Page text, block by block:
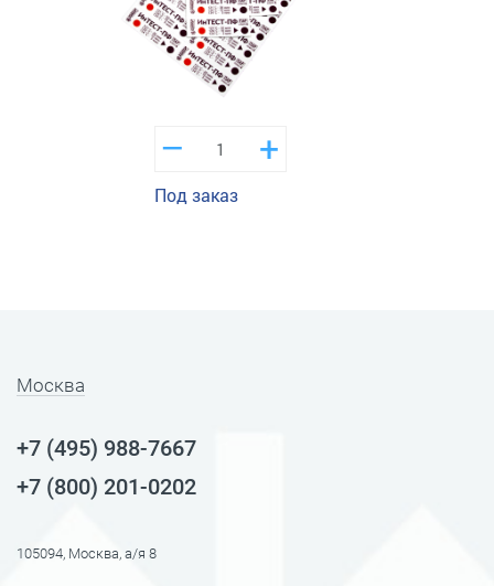
+
–
Под заказ
Москва
+7 (495) 988-7667
+7 (800) 201-0202
105094, Москва, а/я 8